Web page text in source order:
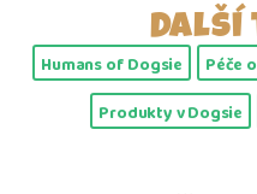
Další
Humans of Dogsie Péče
Produkty v Dogsie